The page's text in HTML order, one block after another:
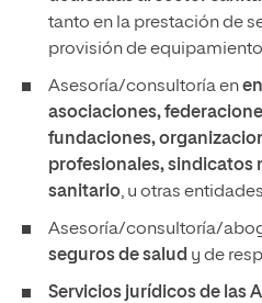
tanto en la prestación de
provisión de
Asesoría/consultoría en
asociaciones,
fundaciones,
profesionales, sindicatos
sanitario, u otras
Asesoría/consultoría/
seguros de salud y de
Servicios jurídicos de las